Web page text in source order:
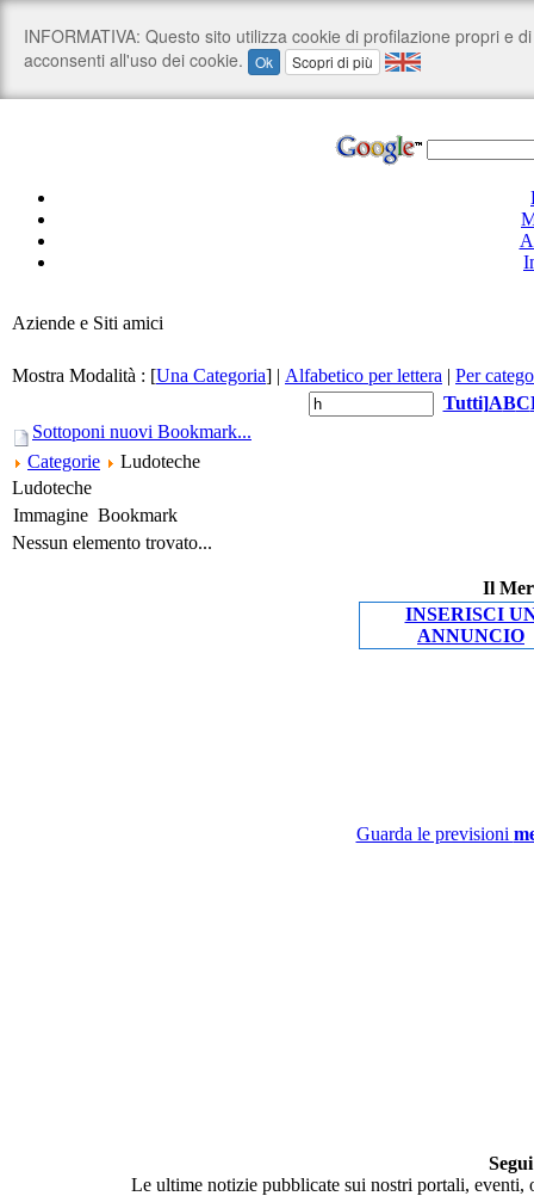
Aziende e Siti amici
Mostra Modalità : [Una Categoria] | Alfabetico per lettera | Per
Tutti]ABC
Sottoponi nuovi Bookmark...
Categorie
Ludoteche
Ludoteche
Immagine Bookmark
Nessun elemento trovato...
Il
INSERISCI
ANNUNCIO
Guarda le previsioni
Le ultime notizie pubblicate sui nostri portali,